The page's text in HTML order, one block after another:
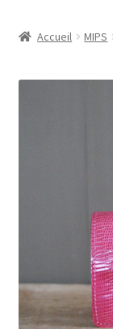
Accueil MIPS